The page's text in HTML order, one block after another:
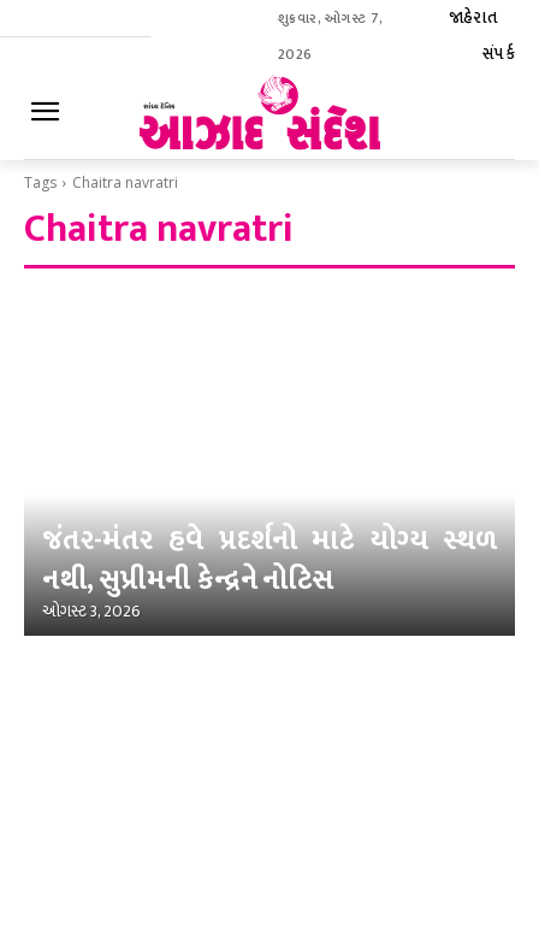
શુક્રવાર, ઓગસ્ટ 7,
2026
જાહેરાત
સંપર્ક
Tags Chaitra navratri
Chaitra navratri
જંતર-મંતર હવે પ્રદર્શનો માટે યોગ્ય સ્થળ
નથી, સુપ્રીમની કેન્દ્રને નોટિસ
ઓગસ્ટ 3, 2026